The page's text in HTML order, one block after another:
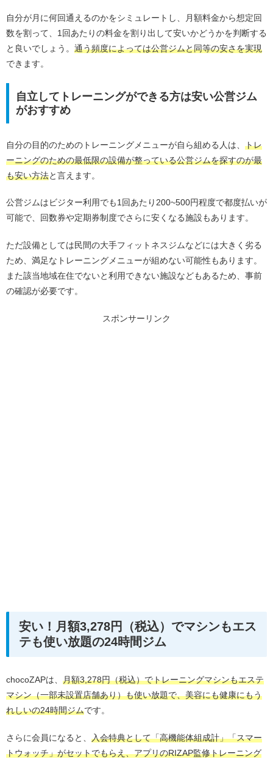
自分が月に何回通えるのかをシミュレートし、月額料金から想定回
数を割って、1回あたりの料金を割り出して安いかどうかを判断する
と良いでしょう。 通う頻度によっては公営ジムと同等の安さを実現
できます。
自立してトレーニングができる方は安い公営ジム
がおすすめ
自分の目的のためのトレーニングメニューが自ら組める人は、 トレ
ーニングのための最低限の設備が整っている公営ジムを探すのが最
も安い方法と言えます。
公営ジムはビジター利用でも1回あたり200~500円程度で都度払いが
可能で、回数券や定期券制度でさらに安くなる施設もあります。
ただ設備としては民間の大手フィットネスジムなどには大きく劣る
ため、満足なトレーニングメニューが組めない可能性もあります。
また該当地域在住でないと利用できない施設などもあるため、事前
の確認が必要です。
スポンサーリンク
安い！月額3,278円（税込）でマシンもエス
テも使い放題の24時間ジム
chocoZAPは、 月額3,278円（税込）でトレーニングマシンもエステ
マシン（一部未設置店舗あり）も使い放題で、美容にも健康にもう
れしいの24時間ジムです。
さらに会員になると、 入会特典として「高機能体組成計」「スマー
トウォッチ」がセットでもらえ、アプリのRIZAP監修トレーニング